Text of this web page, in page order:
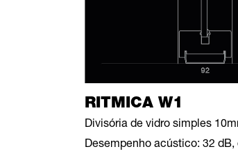
RITMICA W1
Divisória de vidro simples
Desempenho acústico: 32 dB,